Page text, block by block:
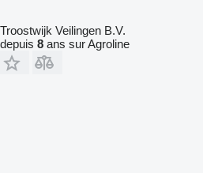
Troostwijk Veilingen B.V.
depuis 8 ans sur Agroline